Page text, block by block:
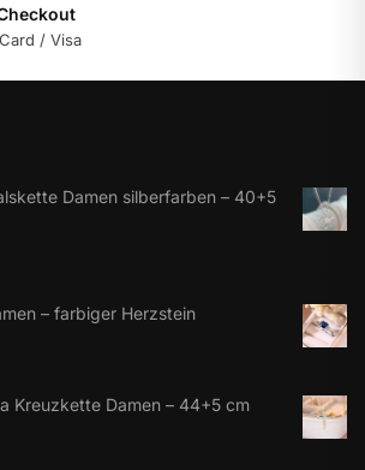
/ Visa
Damen silberfarben – 40+5
– farbiger Herzstein
Kreuzkette Damen – 44+5 cm